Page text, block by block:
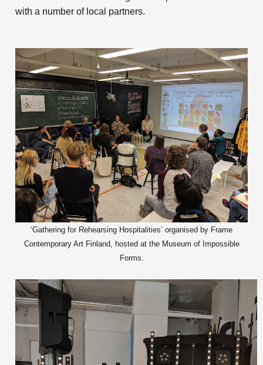
with a number of local partners.
‘Gathering for Rehearsing Hospitalities’ organised by Frame
Contemporary Art Finland, hosted at the Museum of Impossible
Forms.